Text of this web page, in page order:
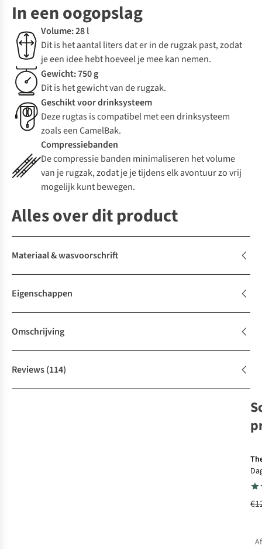
In een oogopslag
Volume: 28 l
Dit is het aantal liters dat er in de rugzak past, zodat
je een idee hebt hoeveel je mee kan nemen.
Gewicht: 750 g
Dit is het gewicht van de rugzak.
Geschikt voor drinksysteem
Deze rugtas is compatibel met een drinksysteem
zoals een CamelBak.
Compressiebanden
De compressie banden minimaliseren het volume
van je rugzak, zodat je je tijdens elk avontuur zo vrij
mogelijk kunt bewegen.
Alles over dit product
Materiaal & wasvoorschrift
Eigenschappen
Omschrijving
Reviews(114)